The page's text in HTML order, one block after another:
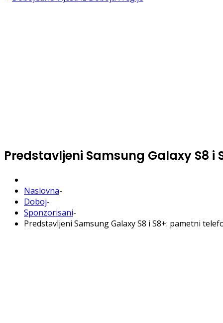
Predstavljeni Samsung Galaxy S8
Naslovna-
Doboj-
Sponzorisani-
Predstavljeni Samsung Galaxy S8 i S8+: pametni